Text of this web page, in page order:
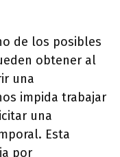
de los posibles
obtener al
una
impida trabajar
una
Esta
por